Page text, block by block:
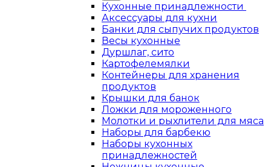
Кухонные принадлежности
Аксессуары для кухни
Банки для сыпучих продуктов
Весы кухонные
Дуршлаг, сито
Картофелемялки
Контейнеры для хранения
продуктов
Крышки для банок
Ложки для мороженного
Молотки и рыхлители для мяса
Наборы для барбекю
Наборы кухонных
принадлежностей